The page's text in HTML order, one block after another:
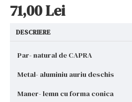
71,00 Lei
DESCRIERE
Par- natural de CAPRA
Metal- aluminiu auriu deschis
Maner- lemn cu forma conica